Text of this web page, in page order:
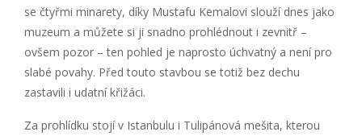
se čtyřmi minarety, díky Mustafu Kemalovi slouží dnes jako
muzeum a můžete si ji snadno prohlédnout i zevnitř –
ovšem pozor – ten pohled je naprosto úchvatný a není pro
slabé povahy. Před touto stavbou se totiž bez dechu
zastavili i udatní křižáci.
Za prohlídku stojí v Istanbulu i Tulipánová mešita, kterou